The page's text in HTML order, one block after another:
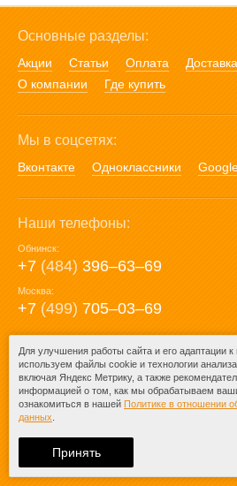
Основные разделы:
Акции Статьи Оплата Доставка
О компании
Где купить
Мы в соцсетях:
Вконтакте Одноклассники
Наши телефоны:
Обнинск:
+7 (484) 396‒63‒69
Москва:
+7 (499) 705‒03‒69
E-mail:
mail@posuda40.ru
При любом копировании информации
ссылка на
Для улучшения работы сайта и его адаптации
используем файлы cookie и технологии
включая Яндекс Метрику, а также
информацией о том, как мы обрабатываем
ознакомиться в нашей Политике в отношении
данных
Принять